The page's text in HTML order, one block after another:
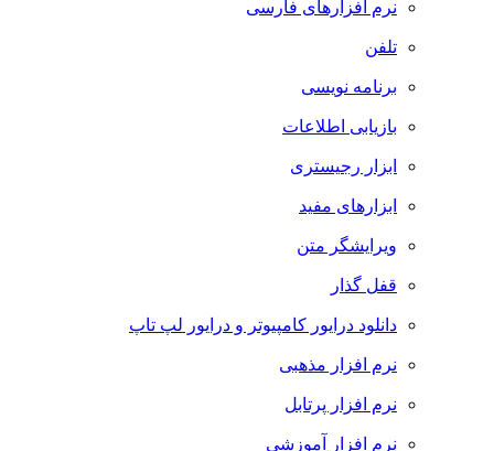
نرم افزارهای فارسی
تلفن
برنامه نویسی
بازیابی اطلاعات
ابزار رجیستری
ابزارهای مفید
ویرایشگر متن
قفل گذار
دانلود درایور کامپیوتر و درایور لپ تاپ
نرم افزار مذهبی
نرم افزار پرتابل
نرم افزار آموزشی